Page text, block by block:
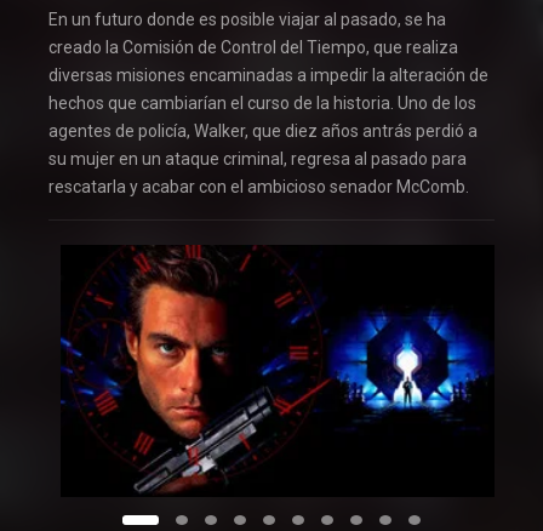
En un futuro donde es posible viajar al pasado, se ha
creado la Comisión de Control del Tiempo, que realiza
diversas misiones encaminadas a impedir la alteración de
hechos que cambiarían el curso de la historia. Uno de los
agentes de policía, Walker, que diez años antrás perdió a
su mujer en un ataque criminal, regresa al pasado para
rescatarla y acabar con el ambicioso senador McComb.